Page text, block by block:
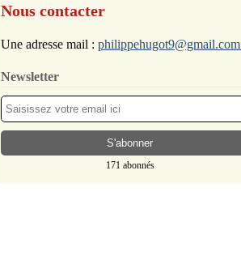
Nous contacter
Une adresse mail : philippehugot9@gmail.com
Newsletter
171 abonnés